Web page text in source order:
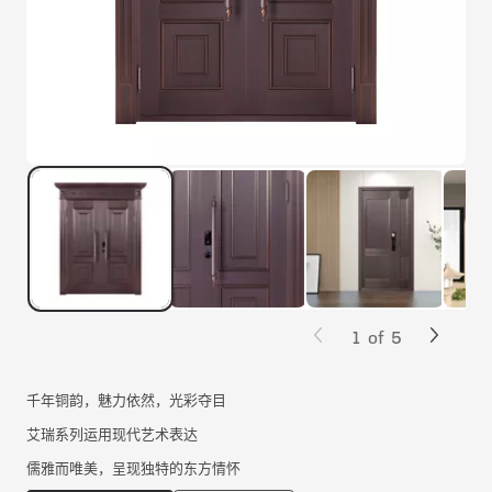
千年铜韵，魅力依然，光彩夺目
艾瑞系列运用现代艺术表达
儒雅而唯美，呈现独特的东方情怀
1 of 5